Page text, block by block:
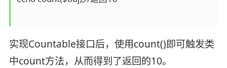
实现Countable接口后，使用count()即可触发类
中count方法，从而得到了返回的10。